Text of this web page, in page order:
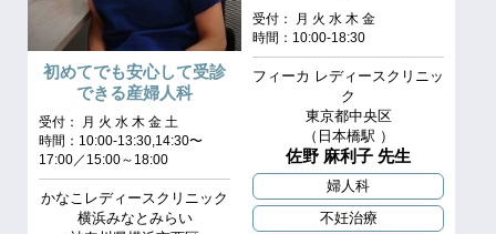
初めてでも安心して受診
できる産婦人科
受付： 月 火 水 木 金 土
時間：10:00-13:30,14:30〜
17:00／15:00～18:00
かなこレディースクリニック
横浜みなとみらい
受付： 月 火 水 木 金
時間：10:00-18:30
フィーカ レディースクリニッ
ク
東京都中央区
（⽇本橋駅 ）
佐野 麻利子 先生
婦人科
不妊治療